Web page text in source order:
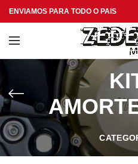
ENVIAMOS PARA TODO O PAIS